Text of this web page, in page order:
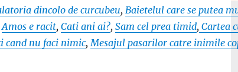
dincolo de curcubeu, Baietelul care se putea
Amos e racit, Cati ani ai?, Sam cel prea timid, Cartea
cand nu faci nimic, Mesajul pasarilor catre inimile